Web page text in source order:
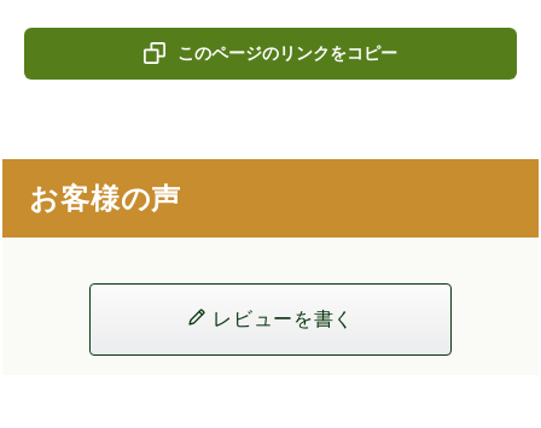
このページのリンクをコピー
お客様の声
レビューを書く